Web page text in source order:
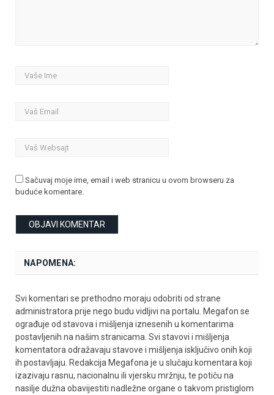
Sačuvaj moje ime, email i web stranicu u ovom browseru za
buduće komentare.
NAPOMENA:
Svi komentari se prethodno moraju odobriti od strane
administratora prije nego budu vidljivi na portalu. Megafon se
ograđuje od stavova i mišljenja iznesenih u komentarima
postavljenih na našim stranicama. Svi stavovi i mišljenja
komentatora odražavaju stavove i mišljenja isključivo onih koji
ih postavljaju. Redakcija Megafona je u slučaju komentara koji
izazivaju rasnu, nacionalnu ili vjersku mržnju, te potiču na
nasilje dužna obavijestiti nadležne organe o takvom pristiglom